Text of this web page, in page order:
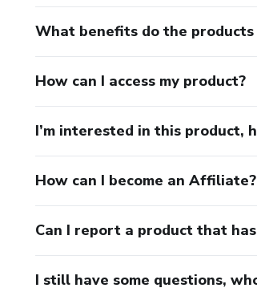
What benefits do the
How can I access my product?
I’m interested in this product,
How can I become an Affiliate?
Can I report a product that
I still have some questions,